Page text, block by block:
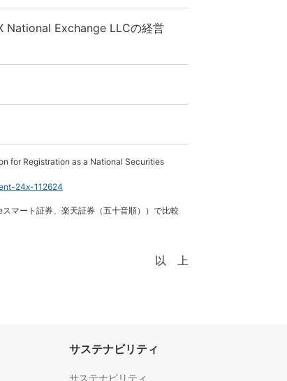
National Exchange LLCの経営
for Registration as a National Securities
24x-112624
マート証券、楽天証券（五十音順））で比較
以 上
サステナビリティ
サステナビリティ